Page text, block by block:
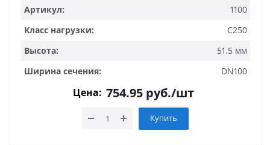
Артикул:
1100
Класс нагрузки:
C250
Высота:
51.5 мм
Ширина сечения:
DN100
Цена: 754.95 руб./шт
Купить